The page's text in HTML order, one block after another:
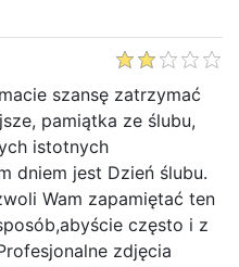
szansę zatrzymać
pamiątka ze ślubu,
istotnych
dniem jest Dzień ślubu.
Wam zapamiętać ten
często i z
zdjęcia